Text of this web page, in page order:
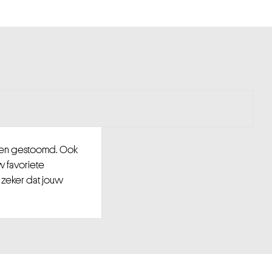
gestoomd. Ook
favoriete
dat jouw